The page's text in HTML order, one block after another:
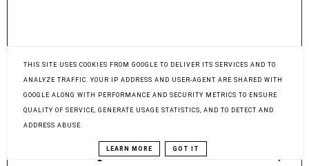
Sukienka z przeróbki i farbowania starej
THIS SITE USES COOKIES FROM GOOGLE TO DELIVER ITS SERVICES AND TO
ANALYZE TRAFFIC. YOUR IP ADDRESS AND USER-AGENT ARE SHARED WITH
GOOGLE ALONG WITH PERFORMANCE AND SECURITY METRICS TO ENSURE
QUALITY OF SERVICE, GENERATE USAGE STATISTICS, AND TO DETECT AND
ADDRESS ABUSE.
LEARN MORE GOT IT